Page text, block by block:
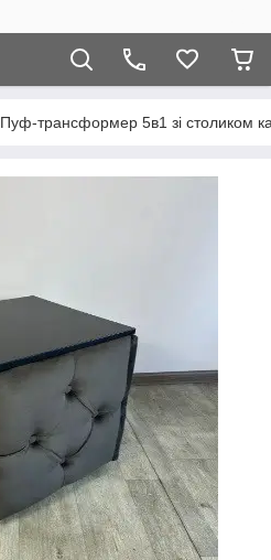
Пуф-трансформер 5в1 зі столиком